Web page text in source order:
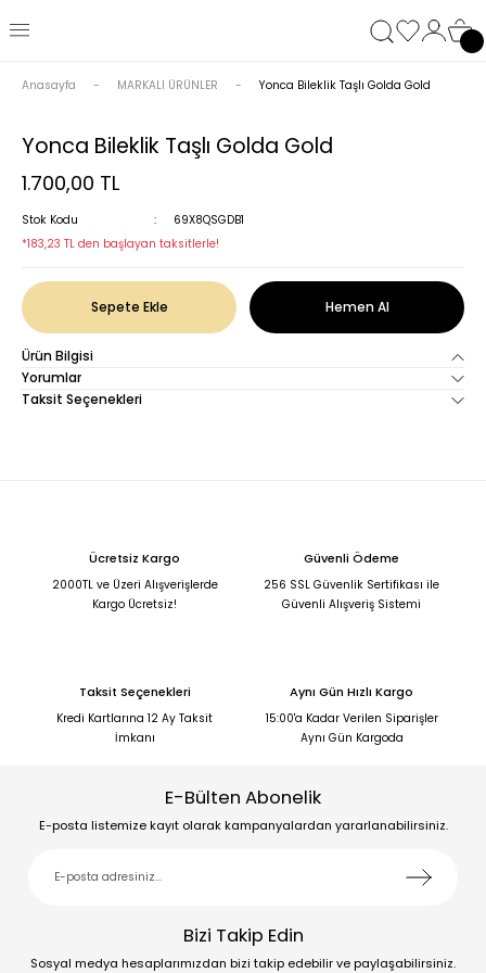
Anasayfa MARKALI ÜRÜNLER Yonca Bileklik Taşlı Golda Gold
Yonca Bileklik Taşlı Golda Gold
1.700,00 TL
Stok Kodu
69X8QSGDB1
*183,23 TL den başlayan taksitlerle!
Sepete Ekle Hemen Al
Ürün Bilgisi
Yorumlar
Taksit Seçenekleri
Ücretsiz Kargo
2000TL ve Üzeri Alışverişlerde
Kargo Ücretsiz!
Güvenli Ödeme
256 SSL Güvenlik Sertifikası ile
Güvenli Alışveriş Sistemi
Taksit Seçenekleri
Kredi Kartlarına 12 Ay Taksit
İmkanı
Aynı Gün Hızlı Kargo
15:00'a Kadar Verilen Siparişler
Aynı Gün Kargoda
E-Bülten Abonelik
E-posta listemize kayıt olarak kampanyalardan yararlanabilirsiniz.
Bizi Takip Edin
Sosyal medya hesaplarımızdan bizi takip edebilir ve paylaşabilirsiniz.